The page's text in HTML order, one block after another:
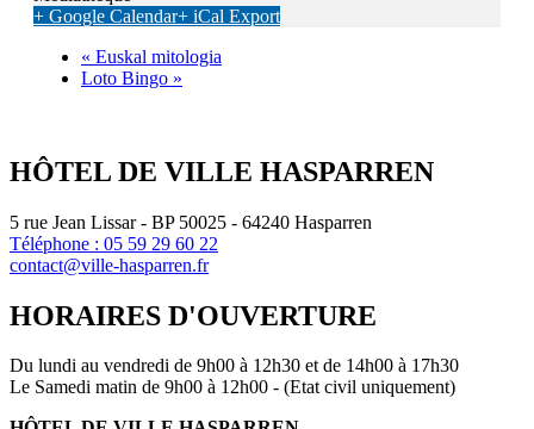
+ Google Calendar+ iCal Export
« Euskal mitologia
Loto Bingo »
HÔTEL DE VILLE HASPARREN
5 rue Jean Lissar - BP 50025 - 64240 Hasparren
Téléphone : 05 59 29 60 22
contact@ville-hasparren.fr
HORAIRES D'OUVERTURE
Du lundi au vendredi de 9h00 à 12h30 et de 14h00 à 17h30
Le Samedi matin de 9h00 à 12h00 - (Etat civil uniquement)